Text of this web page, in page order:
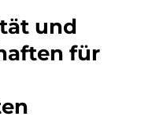
und
für